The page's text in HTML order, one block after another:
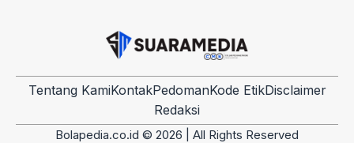
Tentang KamiKontakPedomanKode EtikDisclaimer
Redaksi
Bolapedia.co.id © 2026 | All Rights Reserved